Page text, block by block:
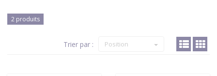
2 produits
Trier par : Position